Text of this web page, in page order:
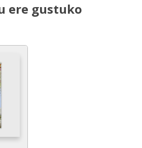
ere gustuko